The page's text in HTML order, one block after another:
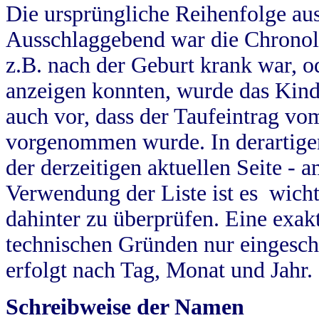
Die ursprüngliche Reihenfolge
Ausschlaggebend war die
z.B. nach der Geburt krank war,
anzeigen konnten, wurde das
auch vor, dass der Taufeintrag
vorgenommen wurde. In
der derzeitigen aktuellen Seite -
Verwendung der Liste ist es
dahinter zu überprüfen. Eine
technischen Gründen nur
erfolgt nach Tag, Monat und Jahr.
Schreibweise der Namen